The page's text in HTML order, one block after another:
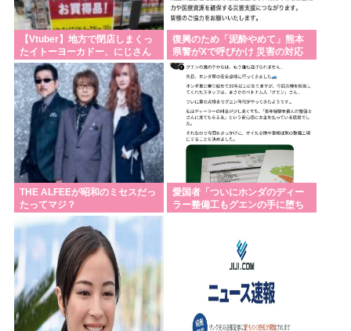
【Vtuber】地方で閉店しまくっ
たイトーヨーカドー、にじさん
じのカレーを半額で投げ売りす
る【仕入れ担当無能】
復興のため「泥酔やめて」熊本
県警がXで呼びかけ 災害の対応
に影響
THE ALFEEが昭和のミセスだっ
たってマジ？
愛国者「ついにホンダのディー
ラー整備工もグエンの手に堕ち